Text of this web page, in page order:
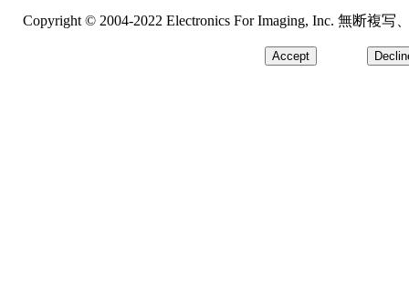
Copyright © 2004-2022 Electronics For Imaging, Inc. 無断複写